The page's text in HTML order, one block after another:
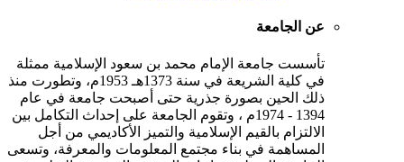
عن الجامعة
تأسست جامعة الإمام محمد بن سعود الإسلامية ممثلة
في كلية الشريعة في سنة 1373هـ 1953م، وتطورت منذ
ذلك الحين بصورة جذرية حتى أصبحت جامعة في عام
1394 - 1974م ، وتقوم الجامعة على إحداث التكامل بين
الالتزام بالقيم الإسلامية والتميز الأكاديمي من أجل
المساهمة في بناء مجتمع المعلومات والمعرفة، وتسعى